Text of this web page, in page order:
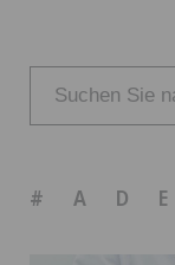
# A D E